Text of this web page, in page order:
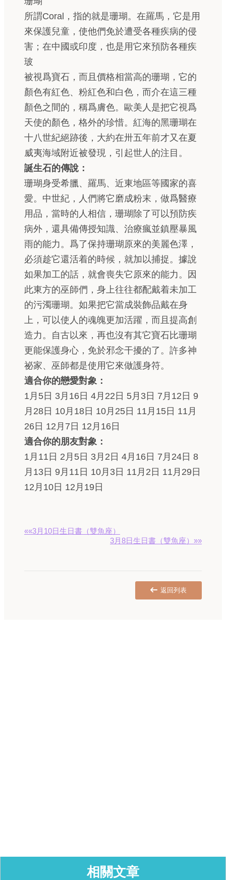
所謂Coral，指的就是珊瑚。在羅馬，它是用
來保護兒童，使他們免於遭受各種疾病的侵
害；在中國或印度，也是用它來預防各種疾
玻
被視爲寶石，而且價格相當高的珊瑚，它的
顏色有紅色、粉紅色和白色，而介在這三種
顏色之間的，稱爲膚色。歐美人是把它視爲
天使的顏色，格外的珍惜。紅海的黑珊瑚在
十八世紀絕跡後，大約在卅五年前才又在夏
威夷海域附近被發現，引起世人的注目。
誕生石的傳說：
珊瑚身受希臘、羅馬、近東地區等國家的喜
愛。中世紀，人們將它磨成粉末，做爲醫療
用品，當時的人相信，珊瑚除了可以預防疾
病外，還具備傳授知識、治療瘋並鎮壓暴風
雨的能力。爲了保持珊瑚原來的美麗色澤，
必須趁它還活着的時候，就加以捕捉。據說
如果加工的話，就會喪失它原來的能力。因
此東方的巫師們，身上往往都配戴着未加工
的污濁珊瑚。如果把它當成裝飾品戴在身
上，可以使人的魂魄更加活躍，而且提高創
造力。自古以來，再也沒有其它寶石比珊瑚
更能保護身心，免於邪念干擾的了。許多神
祕家、巫師都是使用它來做護身符。
適合你的戀愛對象：
1月5日 3月16日 4月22日 5月3日 7月12日 9
月28日 10月18日 10月25日 11月15日 11月
26日 12月7日 12月16日
適合你的朋友對象：
1月11日 2月5日 3月2日 4月16日 7月24日 8
月13日 9月11日 10月3日 11月2日 11月29日
12月10日 12月19日
««3月10日生日書（雙魚座）
3月8日生日書（雙魚座）»»
返回列表
相關文章